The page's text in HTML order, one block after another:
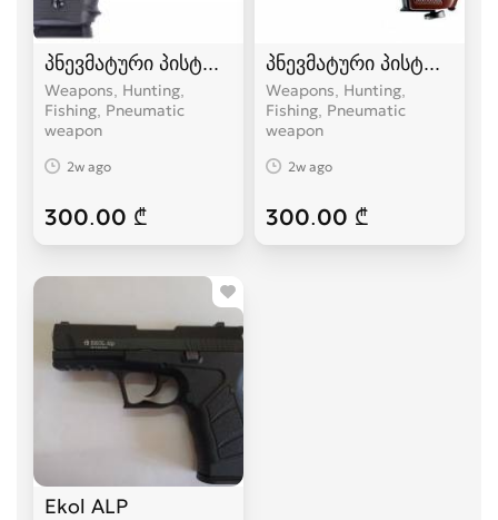
პნევმატური პისტოლეტი borner sport
Weapons, Hunting,
Fishing, Pneumatic
weapon
2w ago
300.00 ₾
პნევმატური
Weapons, Hunting,
Fishing, Pneumatic
weapon
2w ago
300.00 ₾
Ekol ALP